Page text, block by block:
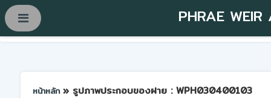
PHRAE WEIR
หน้าหลัก » รูปภาพประกอบของฝาย : WPH030400103